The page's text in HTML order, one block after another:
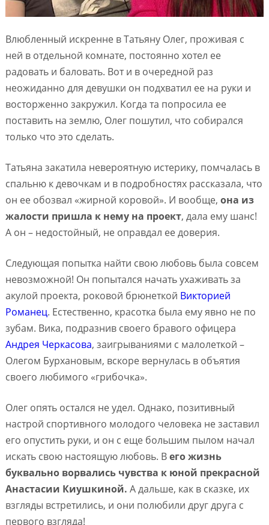
Влюбленный искренне в Татьяну Олег, проживая с
ней в отдельной комнате, постоянно хотел ее
радовать и баловать. Вот и в очередной раз
неожиданно для девушки он подхватил ее на руки и
восторженно закружил. Когда та попросила ее
поставить на землю, Олег пошутил, что собирался
только что это сделать.
Татьяна закатила невероятную истерику, помчалась в
спальню к девочкам и в подробностях рассказала, что
он ее обозвал «жирной коровой». И вообще, она из
жалости пришла к нему на проект, дала ему шанс!
А он – недостойный, не оправдал ее доверия.
Следующая попытка найти свою любовь была совсем
невозможной! Он попытался начать ухаживать за
акулой проекта, роковой брюнеткой Викторией
Романец. Естественно, красотка была ему явно не по
зубам. Вика, подразнив своего бравого офицера
Андрея Черкасова, заигрываниями с малолеткой –
Олегом Бурхановым, вскоре вернулась в объятия
своего любимого «грибочка».
Олег опять остался не удел. Однако, позитивный
настрой спортивного молодого человека не заставил
его опустить руки, и он с еще большим пылом начал
искать свою настоящую любовь. Вего жизнь
буквально ворвались чувства к юной прекрасной
Анастасии Киушкиной. А дальше, как в сказке, их
взгляды встретились, и они полюбили друг друга с
первого взгляда!